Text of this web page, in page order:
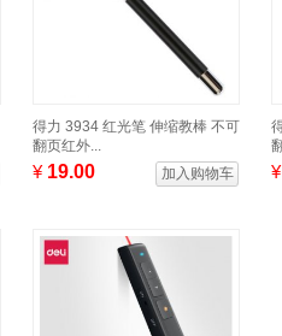
得力 3934 红光笔 伸缩教棒 不可
翻页红外...
¥ 19.00 加入购物车 ¥